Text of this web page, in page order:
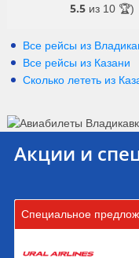
5.5 из 10 🏆)
Все рейсы из
Все рейсы из Казани
Сколько лететь из
Акции и
Специальное